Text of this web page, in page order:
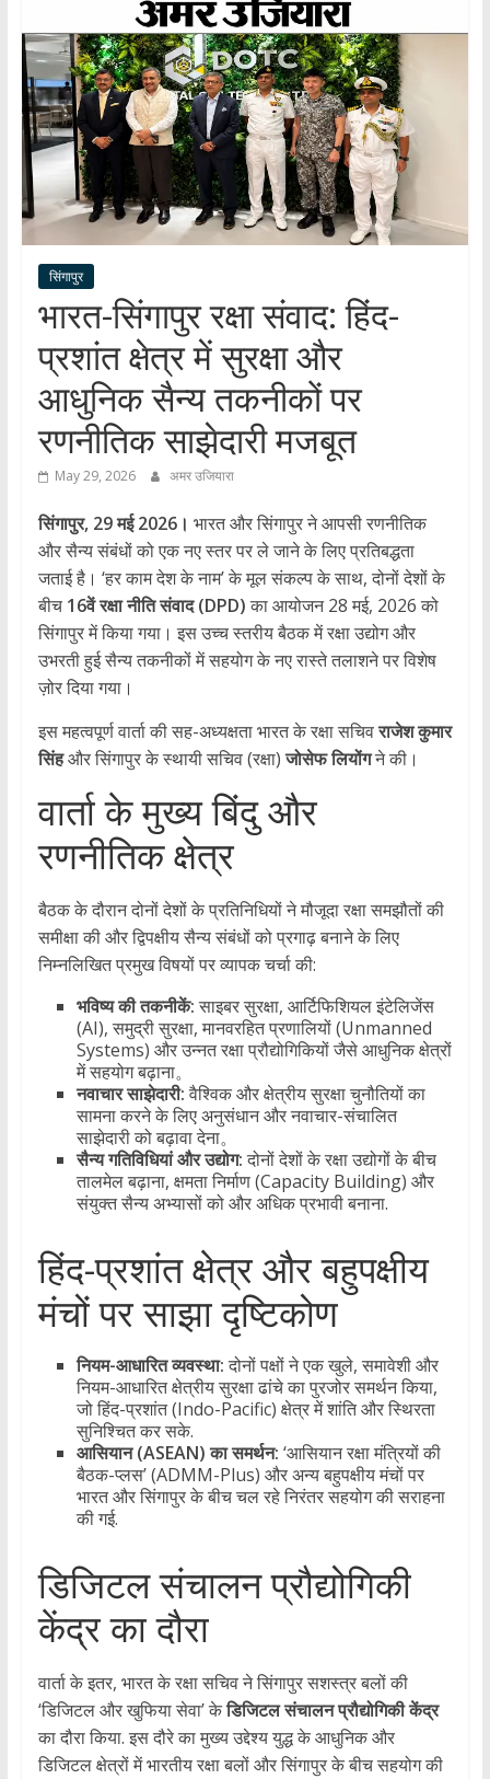
खबर
।
सच्ची
खबर
।
सबकी
खबर
सिंगापुर
भारत-सिंगापुर रक्षा संवाद: हिंद-
प्रशांत क्षेत्र में सुरक्षा और
आधुनिक सैन्य तकनीकों पर
रणनीतिक साझेदारी मजबूत
May 29, 2026 अमर उजियारा
सिंगापुर, 29 मई 2026। भारत और सिंगापुर ने आपसी रणनीतिक
और सैन्य संबंधों को एक नए स्तर पर ले जाने के लिए प्रतिबद्धता
जताई है। ‘हर काम देश के नाम’ के मूल संकल्प के साथ, दोनों देशों के
बीच 16वें रक्षा नीति संवाद (DPD)का आयोजन 28 मई, 2026 को
सिंगापुर में किया गया। इस उच्च स्तरीय बैठक में रक्षा उद्योग और
उभरती हुई सैन्य तकनीकों में सहयोग के नए रास्ते तलाशने पर विशेष
ज़ोर दिया गया।
​इस महत्वपूर्ण वार्ता की सह-अध्यक्षता भारत के रक्षा सचिवराजेश कुमार
सिंहऔर सिंगापुर के स्थायी सचिव (रक्षा)जोसेफ लियोंगने की।
​वार्ता के मुख्य बिंदु और
रणनीतिक क्षेत्र
​बैठक के दौरान दोनों देशों के प्रतिनिधियों ने मौजूदा रक्षा समझौतों की
समीक्षा की और द्विपक्षीय सैन्य संबंधों को प्रगाढ़ बनाने के लिए
निम्नलिखित प्रमुख विषयों पर व्यापक चर्चा की:
भविष्य की तकनीकें:साइबर सुरक्षा, आर्टिफिशियल इंटेलिजेंस
(AI), समुद्री सुरक्षा, मानवरहित प्रणालियों (Unmanned
Systems) और उन्नत रक्षा प्रौद्योगिकियों जैसे आधुनिक क्षेत्रों
में सहयोग बढ़ाना。
नवाचार साझेदारी:वैश्विक और क्षेत्रीय सुरक्षा चुनौतियों का
सामना करने के लिए अनुसंधान और नवाचार-संचालित
साझेदारी को बढ़ावा देना。
सैन्य गतिविधियां और उद्योग:दोनों देशों के रक्षा उद्योगों के बीच
तालमेल बढ़ाना, क्षमता निर्माण (Capacity Building) और
संयुक्त सैन्य अभ्यासों को और अधिक प्रभावी बनाना.
​हिंद-प्रशांत क्षेत्र और बहुपक्षीय
मंचों पर साझा दृष्टिकोण
नियम-आधारित व्यवस्था:दोनों पक्षों ने एक खुले, समावेशी और
नियम-आधारित क्षेत्रीय सुरक्षा ढांचे का पुरजोर समर्थन किया,
जो हिंद-प्रशांत (Indo-Pacific) क्षेत्र में शांति और स्थिरता
सुनिश्चित कर सके.
आसियान (ASEAN) का समर्थन: ‘आसियान रक्षा मंत्रियों की
बैठक-प्लस’ (ADMM-Plus) और अन्य बहुपक्षीय मंचों पर
भारत और सिंगापुर के बीच चल रहे निरंतर सहयोग की सराहना
की गई.
​डिजिटल संचालन प्रौद्योगिकी
केंद्र का दौरा
​वार्ता के इतर, भारत के रक्षा सचिव ने सिंगापुर सशस्त्र बलों की
‘डिजिटल और खुफिया सेवा’ केडिजिटल संचालन प्रौद्योगिकी केंद्र
का दौरा किया. इस दौरे का मुख्य उद्देश्य युद्ध के आधुनिक और
डिजिटल क्षेत्रों में भारतीय रक्षा बलों और सिंगापुर के बीच सहयोग की